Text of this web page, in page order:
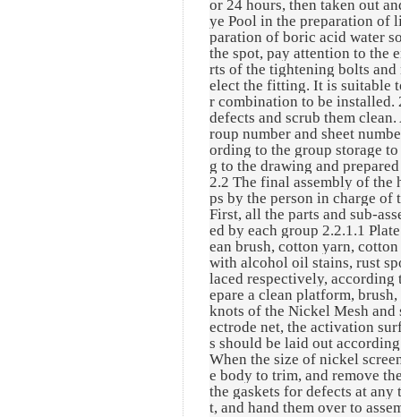
or 24 hours, then taken out
ye Pool in the preparation of
paration of boric acid water
the spot, pay attention to the
rts of the tightening bolts and
elect the fitting. It is suitable
r combination to be installed.
defects and scrub them
roup number and sheet
ording to the group storage
g to the drawing and
2.2 The final assembly of
ps by the person in charge
First, all the parts and sub-
ed by each group 2.2.1.1
ean brush, cotton yarn,
with alcohol oil stains, rust
laced respectively, according
epare a clean platform,
knots of the Nickel Mesh
ectrode net, the activation
s should be laid out
When the size of nickel
e body to trim, and remove
the gaskets for defects at
t, and hand them over to